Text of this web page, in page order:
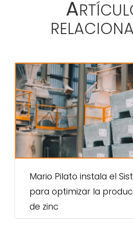
A
Mario Pilato instala el
para optimizar la
de zinc